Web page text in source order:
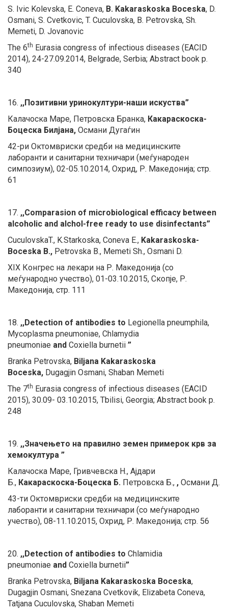
S. Ivic Kolevska, E. Coneva, B. Kakaraskoska Boceska, D.
Osmani, S. Cvetkovic, T. Cuculovska, B. Petrovska, Sh.
Memeti, D. Jovanovic
The 6th Eurasia congress of infectious diseases (EACID
2014), 24-27.09.2014, Belgrade, Serbia; Abstract book p.
340
16. ,,Позитивни уринокултури-наши искуства”
Калачоска Маре, Петровска Бранка, Какараскоска-
Боцеска Билјана, Османи Дугаѓин
42-ри Октомвриски средби на медицинските
лаборанти и санитарни техничари (меѓународен
симпозиум), 02-05.10.2014, Охрид, Р. Македонија; стр.
61
17. ,,Comparasion of microbiological efficacy between
alcoholic and alchol-free ready to use disinfectants”
CuculovskaT., K.Starkoska, Coneva E., Kakaraskoska-
Boceska B., Petrovska B., Memeti Sh., Osmani D.
XIX Конгрес на лекари на Р. Македонија (со
меѓународно учество), 01-03.10.2015, Скопје, Р.
Македонија, стр. 111
18. ,,Detection of antibodies to Legionella pneumphila,
Mycoplasma pneumoniae, Chlamydia
pneumoniae and Coxiella burnetii ”
Branka Petrovska, Biljana Kakaraskoska
Boceska, Dugagjin Osmani, Shaban Memeti
The 7th Eurasia congress of infectious diseases (EACID
2015), 30.09- 03.10.2015, Tbilisi, Georgia; Abstract book p.
248
19. ,,Значењето на правилно земен примерок крв за
хемокултура ”
Калачоска Маре, Гривчевска Н., Ајдари
Б., Какараскоска-Боцеска Б. Петровска Б., , Османи Д.
43-ти Октомвриски средби на медицинските
лаборанти и санитарни техничари (со меѓународно
учество), 08-11.10.2015, Охрид, Р. Македонија; стр. 56
20. ,,Detection of antibodies to Chlamidia
pneumoniaе and Coxiella burnetii”
Branka Petrovska, Biljana Kakaraskoska Boceska,
Dugagjin Osmani, Snezana Cvetkovik, Elizabeta Coneva,
Tatjana Cuculovska, Shaban Memeti